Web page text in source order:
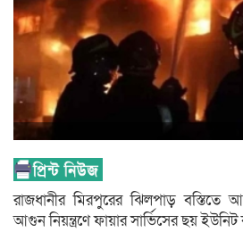
রাজধানীর মিরপুরের ঝিলপাড় বস্তিতে
আগুন নিয়ন্ত্রণে ফায়ার সার্ভিসের ছয়